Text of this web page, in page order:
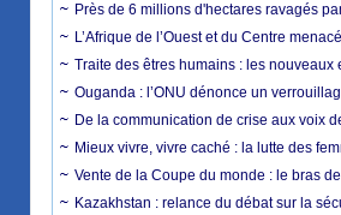
Près de 6 millions d'hectares ravagés
L’Afrique de l’Ouest et du Centre
Traite des êtres humains : les
Ouganda : l’ONU dénonce un
De la communication de crise aux voix
Mieux vivre, vivre caché : la lutte des
Vente de la Coupe du monde : le bras
Kazakhstan : relance du débat sur la